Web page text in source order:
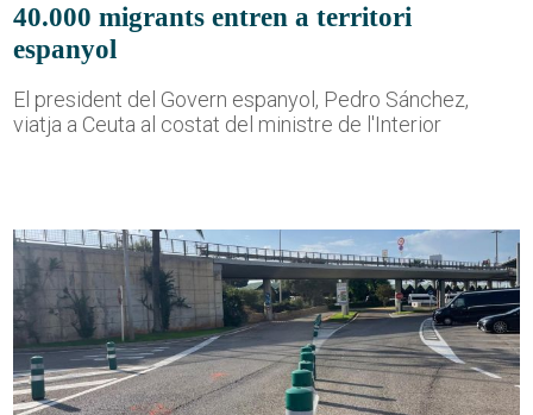
40.000 migrants entren a territori
espanyol
El president del Govern espanyol, Pedro Sánchez,
viatja a Ceuta al costat del ministre de l'Interior